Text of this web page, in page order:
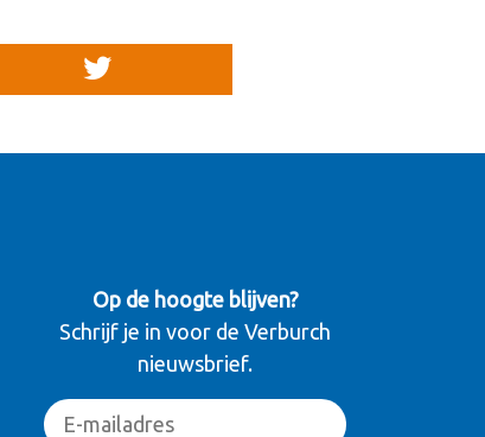
Op de hoogte blijven?
Schrijf je in voor de Verburch
nieuwsbrief.